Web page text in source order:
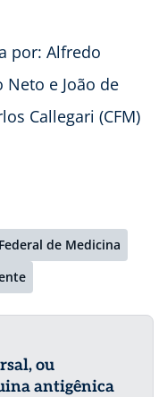
por: Alfredo
e João de
Callegari (CFM)
de Medicina
ou
antigênica